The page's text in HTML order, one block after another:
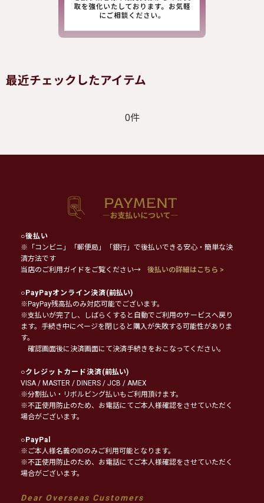
最近チェックしたアイテム
0件
○後払い
※「コンビニ」「郵便局」「銀行」で後払いできる安心・簡単な決
済方法です
当店のご利用ガイドをご覧ください→
後払いの詳細はこちら >
○PayPayオンライン決済(前払い)
※PayPay残高払のみ対応可能でございます。
※支払いが完了し、しばらくすると自動でご利用のサービスへ戻り
ます。手続き中にページを閉じると購入が失敗する可能性がありま
す。
確認画面後に決済画面にて決済手続きをおこなってください。
○クレジットカード決済(前払い)
VISA / MASTER / DINERS / JCB / AMEX
※分割払い・リボルビング払いもご利用頂けます。
※不正使用防止のため、お電話にてご本人様確認をさせていただく
場合がございます。
○PayPal
※ご本人様名義のIDのみご利用可能となります。
※不正使用防止のため、お電話にてご本人様確認をさせていただく
場合がございます。
Dear Overseas Customers